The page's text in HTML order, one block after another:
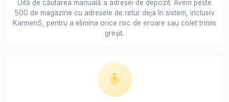
Uită de căutarea manuală a adresei de depozit. Avem peste
500 de magazine cu adresele de retur deja în sistem, inclusiv
KarmenS, pentru a elimina orice risc de eroare sau colet trimis
greșit.